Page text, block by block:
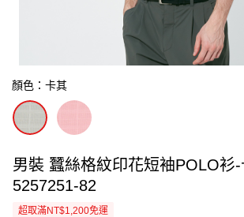
顏色：卡其
男裝 蠶絲格紋印花短袖POLO衫-
5257251-82
超取滿NT$1,200免運